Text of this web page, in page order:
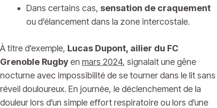
Dans certains cas, sensation de craquement
ou d’élancement dans la zone intercostale.
À titre d’exemple, Lucas Dupont, ailier du FC
Grenoble Rugby en mars 2024, signalait une gêne
nocturne avec impossibilité de se tourner dans le lit sans
réveil douloureux. En journée, le déclenchement de la
douleur lors d’un simple effort respiratoire ou lors d’une